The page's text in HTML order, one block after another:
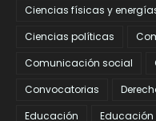
Ciencias físicas y
Ciencias políticas
Comunicación social
Convocatorias
Educación
Educación